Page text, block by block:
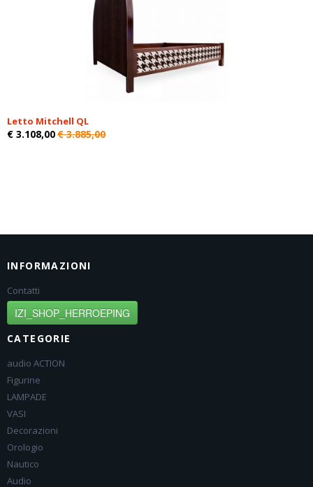
Letto Mitchell QL
€ 3.108,00€ 3.885,00
INFORMAZIONI
Contatti
IZI_SHOP_HERROEPING
CATEGORIE
audio ACTION
Figurine
LAMPADE
VASI
Decorazioni
Orologio
Nautico
Audio